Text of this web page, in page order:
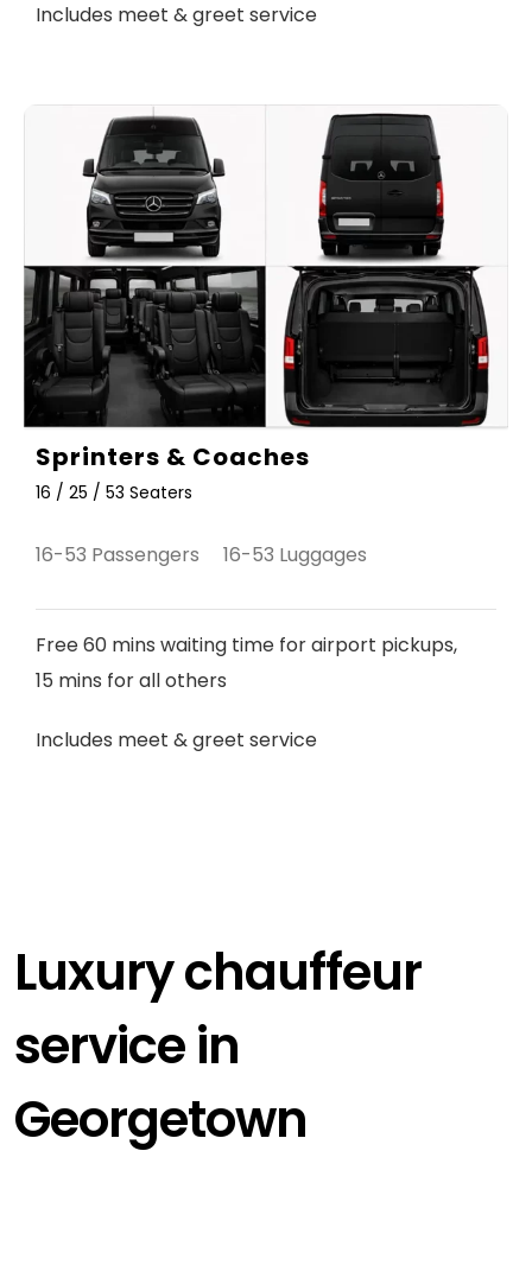
Includes meet & greet service
Sprinters & Coaches
16 / 25 / 53 Seaters
16-53 Passengers 16-53 Luggages
Free 60 mins waiting time for airport pickups,
15 mins for all others
Includes meet & greet service
Luxury chauffeur
service in
Georgetown